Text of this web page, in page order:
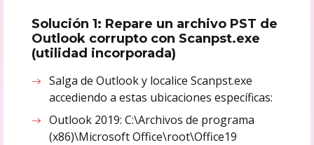
Solución 1: Repare un archivo PST de
Outlook corrupto con Scanpst.exe
(utilidad incorporada)
Salga de Outlook y localice Scanpst.exe
accediendo a estas ubicaciones específicas:
Outlook 2019: C:\Archivos de programa
(x86)\Microsoft Office\root\Office19